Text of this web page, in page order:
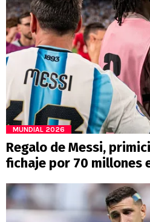
MUNDIAL 2026
Regalo de Messi,
fichaje por 70 millones